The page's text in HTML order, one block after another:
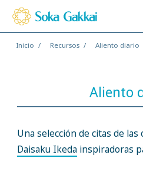
Inicio Recursos Aliento diario
Aliento
Una selección de citas de
Daisaku Ikedainspiradoras